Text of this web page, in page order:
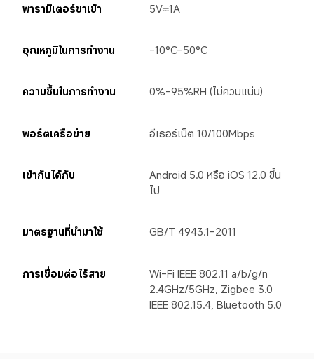
พารามิเตอร์ขาเข้า 5V⎓1A
อุณหภูมิในการทำงาน -10°C–50°C
ความชื้นในการทำงาน 0%-95%RH (ไม่ควบแน่น)
พอร์ตเครือข่าย อีเธอร์เน็ต 10/100Mbps
เข้ากันได้กับ
Android 5.0 หรือ iOS 12.0 ขึ้น
ไป
มาตรฐานที่นำมาใช้ GB/T 4943.1-2011
การเชื่อมต่อไร้สาย
Wi-Fi IEEE 802.11 a/b/g/n
2.4GHz/5GHz, Zigbee 3.0
IEEE 802.15.4, Bluetooth 5.0